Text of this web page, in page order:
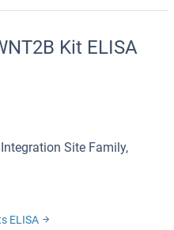
Kit ELISA
Site Family,
ELISA